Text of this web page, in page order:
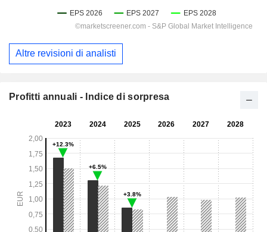
Altre revisioni di analisti
Profitti annuali - Indice di sorpresa